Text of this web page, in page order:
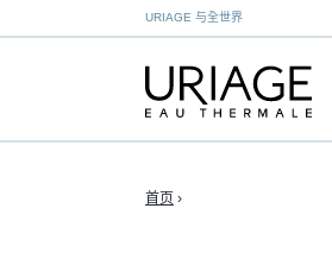
URIAGE 与全世界
首页 ›